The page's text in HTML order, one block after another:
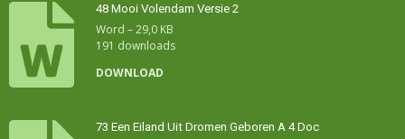
48 Mooi Volendam Versie 2
Word – 29,0 KB
191 downloads
DOWNLOAD
73 Een Eiland Uit Dromen Geboren A 4 Doc